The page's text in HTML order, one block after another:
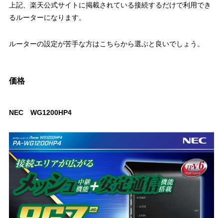
上記、楽天公式サイトに掲載されている接続するだけで利用でき
るルーターになります。
ルーターの設定が苦手な方はこちらから選ぶと良いでしょう。
価格
NEC WG1200HP4